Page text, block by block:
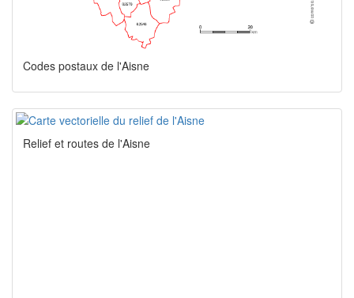
Codes postaux de l'Aisne
Relief et routes de l'Aisne